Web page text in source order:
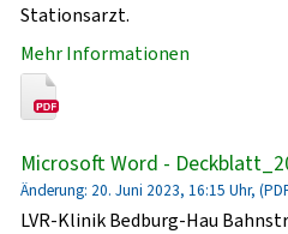
Stationsarzt.
Mehr Informationen
Microsoft Word -
Änderung: 20. Juni 2023, 16:15 Uhr,
LVR-Klinik Bedburg-Hau